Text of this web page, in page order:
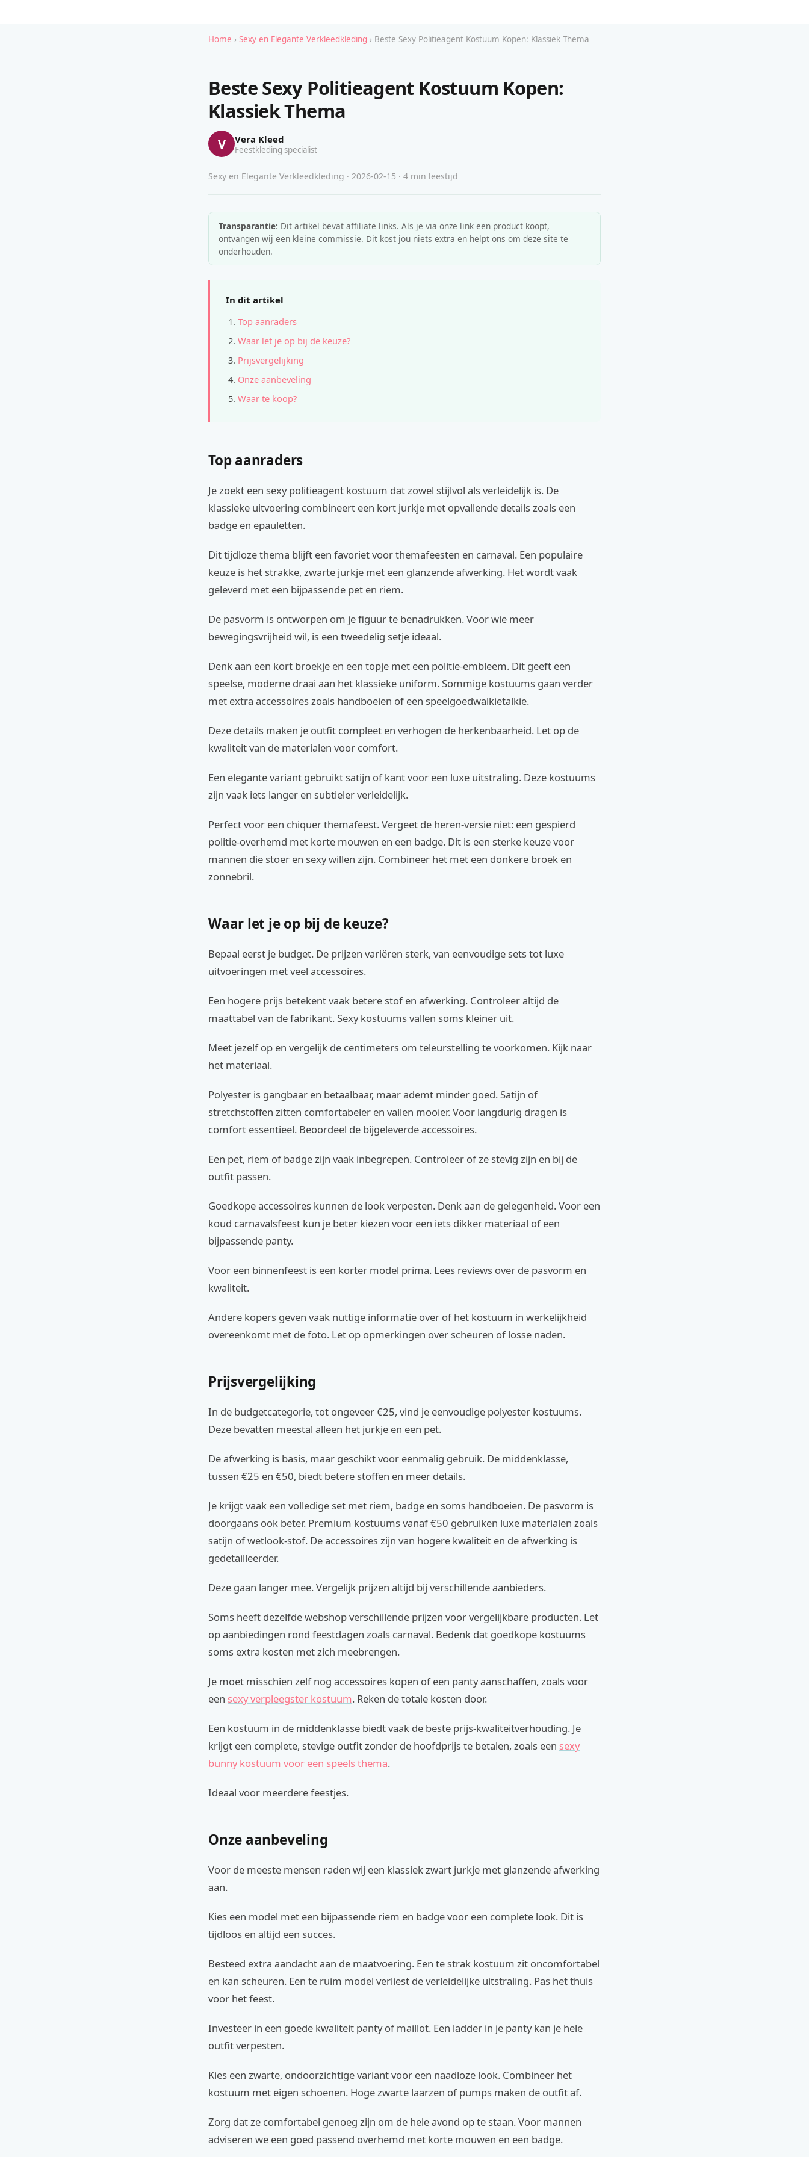
Home › Sexy en Elegante Verkleedkleding › Beste Sexy Politieagent Kostuum Kopen: Klassiek Thema
Beste Sexy Politieagent Kostuum Kopen:
Klassiek Thema
V Vera Kleed
Feestkleding specialist
Sexy en Elegante Verkleedkleding · 2026-02-15 · 4 min leestijd
Transparantie: Dit artikel bevat affiliate links. Als je via onze link een product koopt,
ontvangen wij een kleine commissie. Dit kost jou niets extra en helpt ons om deze site te
onderhouden.
In dit artikel
Top aanraders
Waar let je op bij de keuze?
Prijsvergelijking
Onze aanbeveling
Waar te koop?
Top aanraders
Je zoekt een sexy politieagent kostuum dat zowel stijlvol als verleidelijk is. De
klassieke uitvoering combineert een kort jurkje met opvallende details zoals een
badge en epauletten.
Dit tijdloze thema blijft een favoriet voor themafeesten en carnaval. Een populaire
keuze is het strakke, zwarte jurkje met een glanzende afwerking. Het wordt vaak
geleverd met een bijpassende pet en riem.
De pasvorm is ontworpen om je figuur te benadrukken. Voor wie meer
bewegingsvrijheid wil, is een tweedelig setje ideaal.
Denk aan een kort broekje en een topje met een politie-embleem. Dit geeft een
speelse, moderne draai aan het klassieke uniform. Sommige kostuums gaan verder
met extra accessoires zoals handboeien of een speelgoedwalkietalkie.
Deze details maken je outfit compleet en verhogen de herkenbaarheid. Let op de
kwaliteit van de materialen voor comfort.
Een elegante variant gebruikt satijn of kant voor een luxe uitstraling. Deze kostuums
zijn vaak iets langer en subtieler verleidelijk.
Perfect voor een chiquer themafeest. Vergeet de heren-versie niet: een gespierd
politie-overhemd met korte mouwen en een badge. Dit is een sterke keuze voor
mannen die stoer en sexy willen zijn. Combineer het met een donkere broek en
zonnebril.
Waar let je op bij de keuze?
Bepaal eerst je budget. De prijzen variëren sterk, van eenvoudige sets tot luxe
uitvoeringen met veel accessoires.
Een hogere prijs betekent vaak betere stof en afwerking. Controleer altijd de
maattabel van de fabrikant. Sexy kostuums vallen soms kleiner uit.
Meet jezelf op en vergelijk de centimeters om teleurstelling te voorkomen. Kijk naar
het materiaal.
Polyester is gangbaar en betaalbaar, maar ademt minder goed. Satijn of
stretchstoffen zitten comfortabeler en vallen mooier. Voor langdurig dragen is
comfort essentieel. Beoordeel de bijgeleverde accessoires.
Een pet, riem of badge zijn vaak inbegrepen. Controleer of ze stevig zijn en bij de
outfit passen.
Goedkope accessoires kunnen de look verpesten. Denk aan de gelegenheid. Voor een
koud carnavalsfeest kun je beter kiezen voor een iets dikker materiaal of een
bijpassende panty.
Voor een binnenfeest is een korter model prima. Lees reviews over de pasvorm en
kwaliteit.
Andere kopers geven vaak nuttige informatie over of het kostuum in werkelijkheid
overeenkomt met de foto. Let op opmerkingen over scheuren of losse naden.
Prijsvergelijking
In de budgetcategorie, tot ongeveer €25, vind je eenvoudige polyester kostuums.
Deze bevatten meestal alleen het jurkje en een pet.
De afwerking is basis, maar geschikt voor eenmalig gebruik. De middenklasse,
tussen €25 en €50, biedt betere stoffen en meer details.
Je krijgt vaak een volledige set met riem, badge en soms handboeien. De pasvorm is
doorgaans ook beter. Premium kostuums vanaf €50 gebruiken luxe materialen zoals
satijn of wetlook-stof. De accessoires zijn van hogere kwaliteit en de afwerking is
gedetailleerder.
Deze gaan langer mee. Vergelijk prijzen altijd bij verschillende aanbieders.
Soms heeft dezelfde webshop verschillende prijzen voor vergelijkbare producten. Let
op aanbiedingen rond feestdagen zoals carnaval. Bedenk dat goedkope kostuums
soms extra kosten met zich meebrengen.
Je moet misschien zelf nog accessoires kopen of een panty aanschaffen, zoals voor
een sexy verpleegster kostuum. Reken de totale kosten door.
Een kostuum in de middenklasse biedt vaak de beste prijs-kwaliteitverhouding. Je
krijgt een complete, stevige outfit zonder de hoofdprijs te betalen, zoals een sexy
bunny kostuum voor een speels thema.
Ideaal voor meerdere feestjes.
Onze aanbeveling
Voor de meeste mensen raden wij een klassiek zwart jurkje met glanzende afwerking
aan.
Kies een model met een bijpassende riem en badge voor een complete look. Dit is
tijdloos en altijd een succes.
Besteed extra aandacht aan de maatvoering. Een te strak kostuum zit oncomfortabel
en kan scheuren. Een te ruim model verliest de verleidelijke uitstraling. Pas het thuis
voor het feest.
Investeer in een goede kwaliteit panty of maillot. Een ladder in je panty kan je hele
outfit verpesten.
Kies een zwarte, ondoorzichtige variant voor een naadloze look. Combineer het
kostuum met eigen schoenen. Hoge zwarte laarzen of pumps maken de outfit af.
Zorg dat ze comfortabel genoeg zijn om de hele avond op te staan. Voor mannen
adviseren we een goed passend overhemd met korte mouwen en een badge.